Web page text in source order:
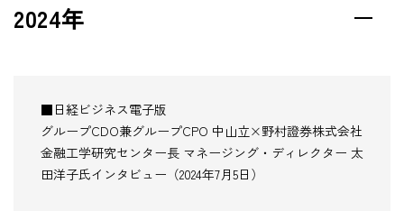
2024年
■日経ビジネス電子版
グループCDO兼グループCPO 中山立×野村證券株式会社
金融工学研究センター長 マネージング・ディレクター 太
田洋子氏インタビュー（2024年7月5日）